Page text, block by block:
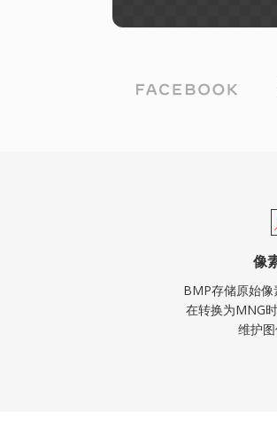
像
BMP存储原始
在转换为MNG
维护图